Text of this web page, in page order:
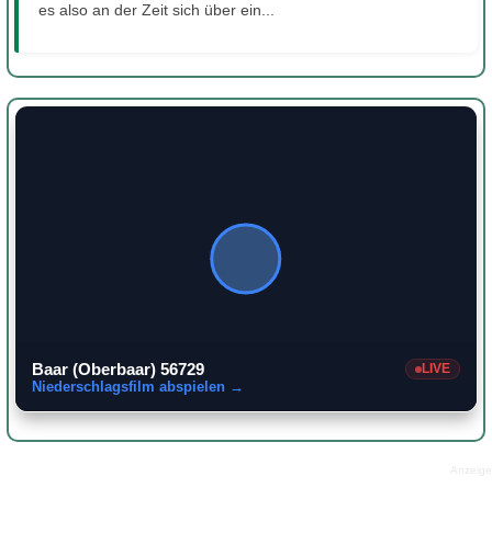
es also an der Zeit sich über ein...
Baar (Oberbaar) 56729 LIVE
Niederschlagsfilm abspielen →